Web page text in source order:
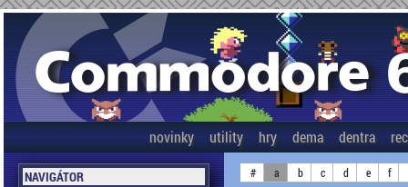
novinky utility hry dema dentra
NAVIGÁTOR # a b c d e f